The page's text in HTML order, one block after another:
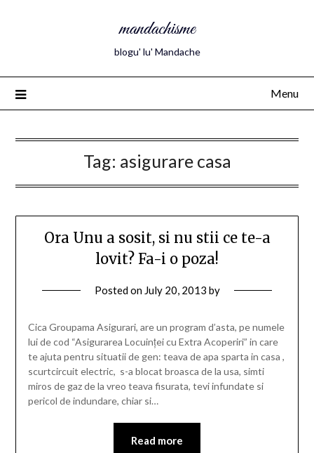
mandachisme
blogu' lu' Mandache
Menu
Tag: asigurare casa
Ora Unu a sosit, si nu stii ce te-a
lovit? Fa-i o poza!
Posted on July 20, 2013 by
Cica Groupama Asigurari, are un program d’asta, pe numele
lui de cod “Asigurarea Locuinței cu Extra Acoperiri” in care
te ajuta pentru situatii de gen: teava de apa sparta in casa ,
scurtcircuit electric, s-a blocat broasca de la usa, simti
miros de gaz de la vreo teava fisurata, tevi infundate si
pericol de indundare, chiar si…
Read more